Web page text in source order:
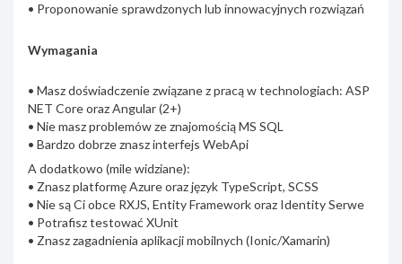
• Proponowanie sprawdzonych lub innowacyjnych rozwiązań
Wymagania
• Masz doświadczenie związane z pracą w technologiach: ASP
NET Core oraz Angular (2+)
• Nie masz problemów ze znajomością MS SQL
• Bardzo dobrze znasz interfejs WebApi
A dodatkowo (mile widziane):
• Znasz platformę Azure oraz język TypeScript, SCSS
• Nie są Ci obce RXJS, Entity Framework oraz Identity Serwe
• Potrafisz testować XUnit
• Znasz zagadnienia aplikacji mobilnych (Ionic/Xamarin)